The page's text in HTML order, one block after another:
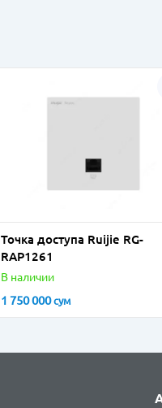
Точка доступа Ruijie RG-
RAP1261
В наличии
1 750 000сум